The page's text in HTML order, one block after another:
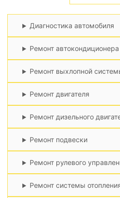
Диагностика автомобиля
Ремонт автокондиционера
Ремонт выхлопной
Ремонт двигателя
Ремонт дизельного
Ремонт подвески
Ремонт рулевого
Ремонт системы